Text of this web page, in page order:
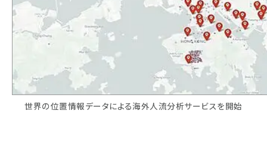
世界の位置情報データによる海外人流分析サービスを開始